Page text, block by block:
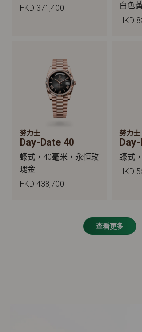
HKD 371,400
白色
HKD
勞力士
Day-Date 40
蠔式，40毫米，永恒玫
瑰金
HKD 438,700
勞力士
蠔式
HKD
查看更多